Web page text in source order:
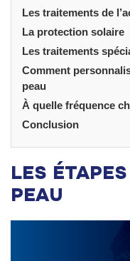
Les traitements de
La protection solaire
Les traitements
Comment
peau
À quelle fréquence
Conclusion
LES
PEAU